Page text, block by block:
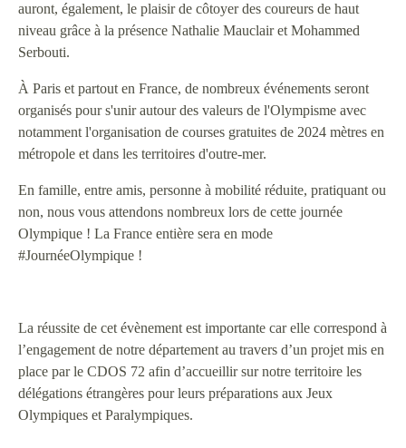
auront, également, le plaisir de côtoyer des coureurs de haut
niveau grâce à la présence Nathalie Mauclair et Mohammed
Serbouti.
À Paris et partout en France, de nombreux événements seront
organisés pour s'unir autour des valeurs de l'Olympisme avec
notamment l'organisation de courses gratuites de 2024 mètres en
métropole et dans les territoires d'outre-mer.
En famille, entre amis, personne à mobilité réduite, pratiquant ou
non, nous vous attendons nombreux lors de cette journée
Olympique ! La France entière sera en mode
#JournéeOlympique !
La réussite de cet évènement est importante car elle correspond à
l’engagement de notre département au travers d’un projet mis en
place par le CDOS 72 afin d’accueillir sur notre territoire les
délégations étrangères pour leurs préparations aux Jeux
Olympiques et Paralympiques.